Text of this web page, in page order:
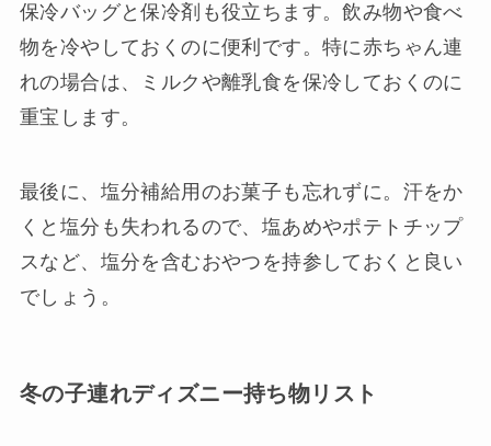
保冷バッグと保冷剤も役立ちます。飲み物や食べ
物を冷やしておくのに便利です。特に赤ちゃん連
れの場合は、ミルクや離乳食を保冷しておくのに
重宝します。
最後に、塩分補給用のお菓子も忘れずに。汗をか
くと塩分も失われるので、塩あめやポテトチップ
スなど、塩分を含むおやつを持参しておくと良い
でしょう。
冬の子連れディズニー持ち物リスト